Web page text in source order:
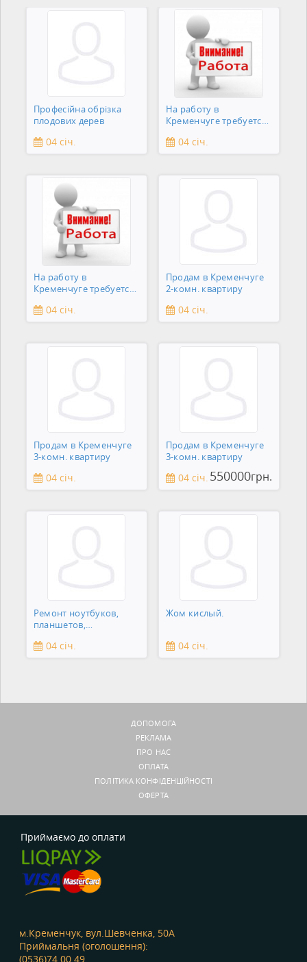
Професійна обрізка
плодових дерев
04 січ.
На работу в
Кременчуге требуется
04 січ.
На работу в
Кременчуге требуется
04 січ.
Продам в Кременчуге
2-комн. квартиру
04 січ.
Продам в Кременчуге
3-комн. квартиру
04 січ.
Продам в Кременчуге
3-комн. квартиру
04 січ. 550000грн.
Ремонт ноутбуков,
планшетов,
зеркальны
04 січ.
Жом кислый.
04 січ.
ДОПОМОГА
РЕКЛАМА
ПРО НАС
ОПЛАТА
ПОЛІТИКА КОНФІДЕНЦІЙНОСТІ
ОФЕРТА
Приймаємо до оплати
м.Кременчук, вул.Шевченка, 50А
Приймальня (оголошення):
(0536)74 00 49